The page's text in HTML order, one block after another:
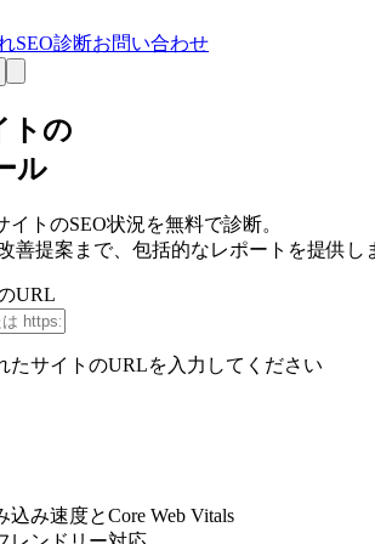
SEO診断お問い合わせ
トの
ル
トのSEO状況を無料で診断。
善提案まで、包括的なレポートを提供し
URL
たサイトのURLを入力してください
み速度とCore Web Vitals